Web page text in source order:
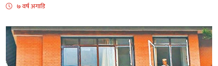
७ वर्ष अगाडि